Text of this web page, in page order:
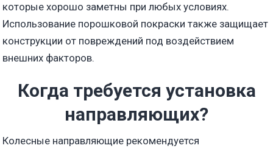
которые хорошо заметны при любых условиях.
Использование порошковой покраски также защищает
конструкции от повреждений под воздействием
внешних факторов.
Когда требуется установка
направляющих?
Колесные направляющие рекомендуется